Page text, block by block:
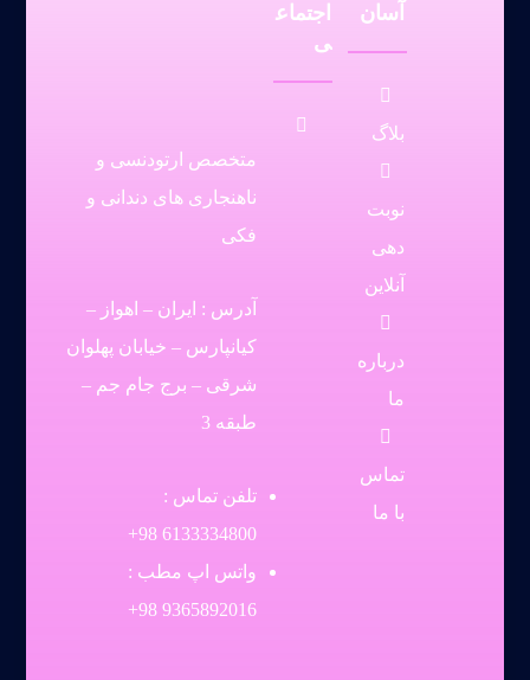
متخصص ارتودنسی و
ناهنجاری های دندانی و
فکی
آدرس : ایران – اهواز –
کیانپارس – خیابان پهلوان
شرقی – برج جام جم –
طبقه 3
تلفن تماس :
6133334800 98+
واتس اپ مطب :
9365892016 98+
اجتماع
ی
آسان
بلاگ
نوبت
دهی
آنلاین
درباره
ما
تماس
با ما